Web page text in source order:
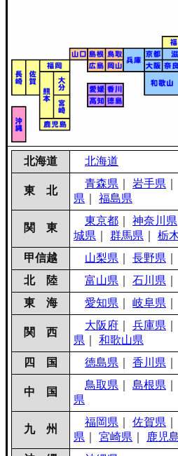
北海道 北海道
東 北
青森県 岩手県
県
福島県
関 東
東京都 神奈川県
城県
群馬県
栃
甲信越
山梨県 長野県
北 陸
富山県 石川県
東 海
愛知県 岐阜県
関 西
大阪府 兵庫県
県
和歌山県
四 国
徳島県 香川県
中 国
鳥取県 島根県
県
九 州
福岡県 佐賀県
県
宮崎県
鹿児